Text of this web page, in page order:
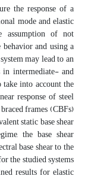
the response of a
mode and elastic
assumption of not
and using a
may lead to an
intermediate- and
into account the
response of steel
frames (CBFs)
static base shear
the base shear
base shear to the
the studied systems
results for elastic